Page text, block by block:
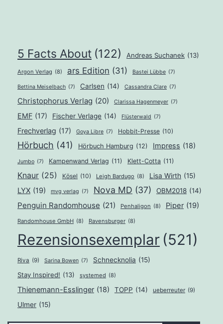
5 Facts About (122) Andreas Suchanek (13)
Argon Verlag (8) ars Edition (31) Bastei Lübbe (7)
Bettina Meiselbach (7) Carlsen (14) Cassandra Clare (7)
Christophorus Verlag (20) Clarissa Hagenmeyer (7)
EMF (17) Fischer Verlage (14) Flüsterwald (7)
Frechverlag (17) Goya Libre (7) Hobbit-Presse (10)
Hörbuch (41) Hörbuch Hamburg (12) Impress (18)
Jumbo (7) Kampenwand Verlag (11) Klett-Cotta (11)
Knaur (25) Kösel (10) Leigh Bardugo (8) Lisa Wirth (15)
LYX (19) mvg verlag (7) Nova MD (37) OBM2018 (14)
Penguin Randomhouse (21) Penhaligon (8) Piper (19)
Randomhouse GmbH (8) Ravensburger (8)
Rezensionsexemplar (521)
Riva (9) Sarina Bowen (7) Schnecknolia (15)
Stay Inspired! (13) systemed (8)
Thienemann-Esslinger (18) TOPP (14) ueberreuter (9)
Ulmer (15)